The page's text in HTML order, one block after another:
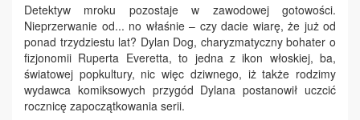
Detektyw mroku pozostaje w zawodowej gotowości.
Nieprzerwanie od... no właśnie – czy dacie wiarę, że już od
ponad trzydziestu lat? Dylan Dog, charyzmatyczny bohater o
fizjonomii Ruperta Everetta, to jedna z ikon włoskiej, ba,
światowej popkultury, nic więc dziwnego, iż także rodzimy
wydawca komiksowych przygód Dylana postanowił uczcić
rocznicę zapoczątkowania serii.